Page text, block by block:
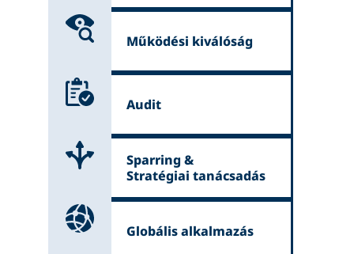
Működési kiválóság
Audit
Sparring &
Stratégiai tanácsadás
Globális alkalmazás